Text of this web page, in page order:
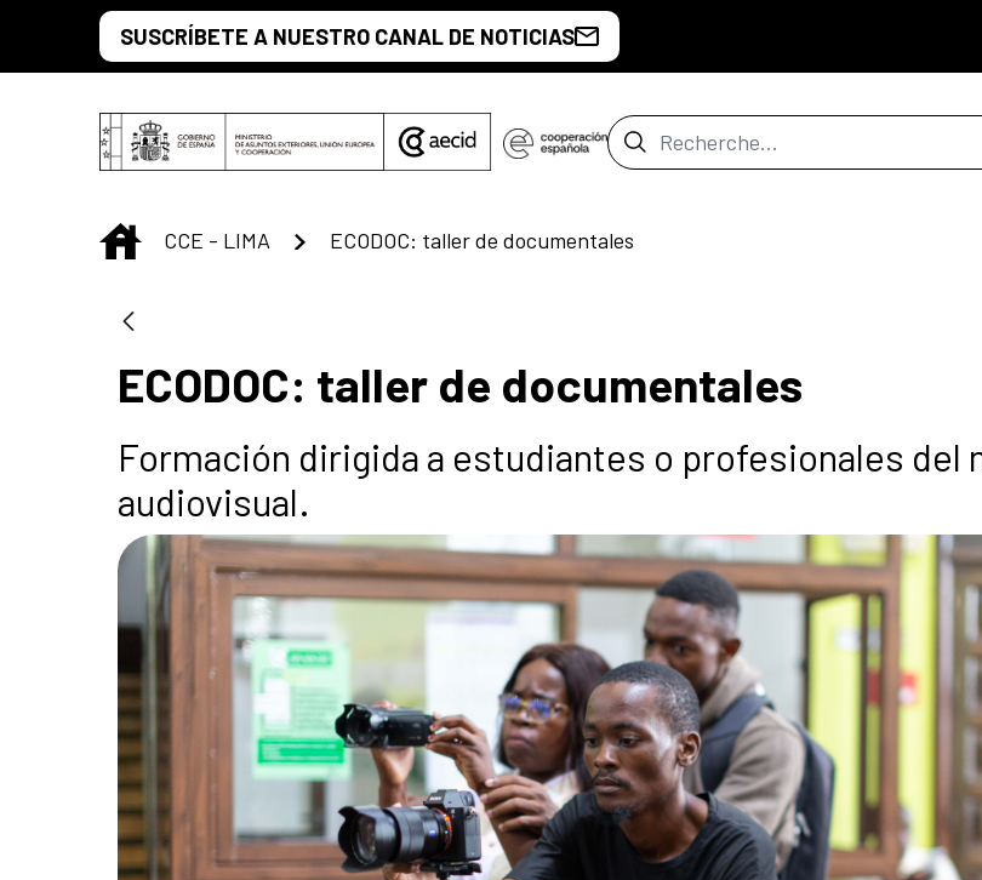
Saut au contenu principal
SUSCRÍBETE A NUESTRO CANAL DE NOTICIAS
Barre de recherche
INICIO
CCE - LIMA ECODOC: taller de documentales
ECODOC: taller de documentales
Formación dirigida a estudiantes o profesionales del
audiovisual.